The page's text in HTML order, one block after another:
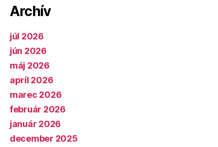
Archív
júl 2026
jún 2026
máj 2026
apríl 2026
marec 2026
február 2026
január 2026
december 2025